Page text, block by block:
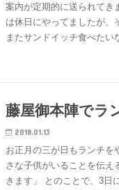
案内が定期的に送られてき
は休日にやってましたが、
またサンドイッチ食べたい
藤屋御本陣でラ
2018.01.13
お正月の三が日もランチを
さな子供がいることを伝え
きます」 とのことで、3日